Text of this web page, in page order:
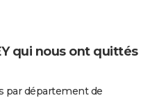
qui nous ont quittés
par département de